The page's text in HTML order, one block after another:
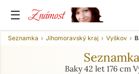
☰ Známost
Seznamka Jihomoravský kraj Vyškov
Seznamka
Baky 42 let 176 cm